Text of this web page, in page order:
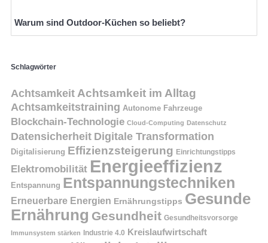
Warum sind Outdoor-Küchen so beliebt?
Schlagwörter
AchtsamkeitAchtsamkeit im Alltag
Achtsamkeitstraining Autonome Fahrzeuge
Blockchain-Technologie Cloud-Computing Datenschutz
Datensicherheit Digitale Transformation
Digitalisierung Effizienzsteigerung Einrichtungstipps
Elektromobilität Energieeffizienz
Entspannung Entspannungstechniken
Erneuerbare Energien Ernährungstipps Gesunde
Ernährung Gesundheit Gesundheitsvorsorge
Immunsystem stärken Industrie 4.0 Kreislaufwirtschaft